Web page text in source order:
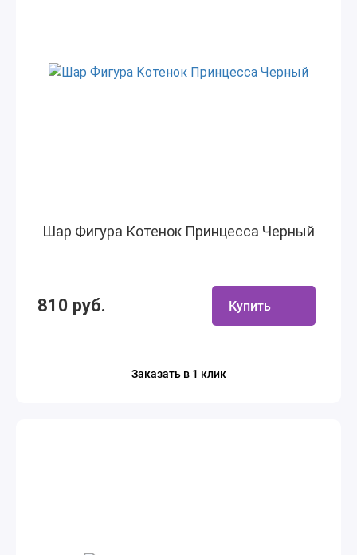
Шар Фигура Котенок Принцесса Черный
810 руб. Купить
Заказать в 1 клик